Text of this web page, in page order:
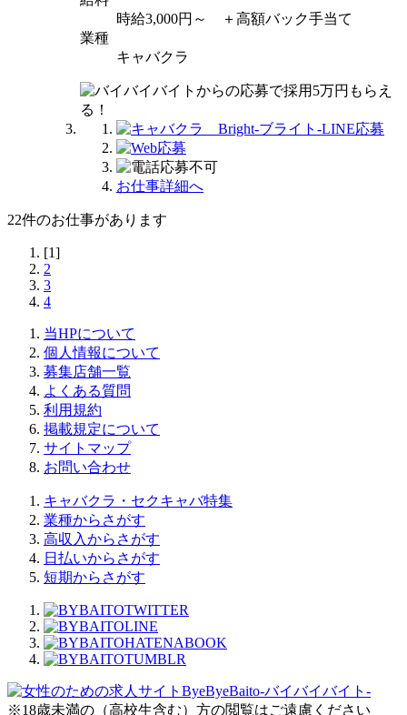
時給3,000円～ ＋高額バック手当て
業種
キャバクラ
お仕事詳細へ
22件のお仕事があります
[1]
2
3
4
当HPについて
個人情報について
募集店舗一覧
よくある質問
利用規約
掲載規定について
サイトマップ
お問い合わせ
キャバクラ・セクキャバ特集
業種からさがす
高収入からさがす
日払いからさがす
短期からさがす
※18歳未満の（高校生含む）方の閲覧はご遠慮ください